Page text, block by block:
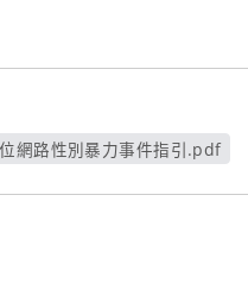
網路性別暴力事件指引.pdf